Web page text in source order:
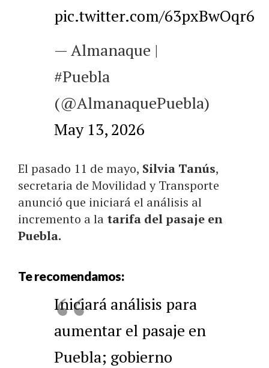
pic.twitter.com/63pxBwOqr6
— Almanaque |
#Puebla
(@AlmanaquePuebla)
May 13, 2026
El pasado 11 de mayo, Silvia Tanús,
secretaria de Movilidad y Transporte
anunció que iniciará el análisis al
incremento a la tarifa del pasaje en
Puebla.
Te recomendamos:
Iniciará análisis para
aumentar el pasaje en
Puebla; gobierno